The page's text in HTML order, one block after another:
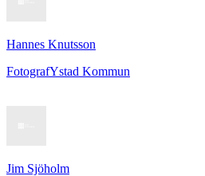
Hannes Knutsson
FotografYstad Kommun
Jim Sjöholm